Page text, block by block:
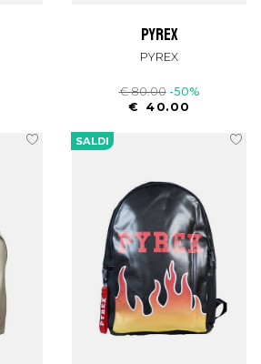
pyrex
PYREX
€ 80.00 -50%
€ 40.00
SALDI